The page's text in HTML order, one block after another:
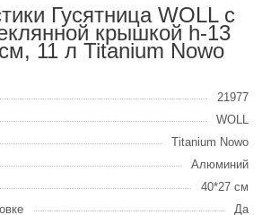
Гусятница WOLL с
крышкой h-13
11 л Titanium Nowo
21977
WOLL
Titanium Nowo
Алюминий
40*27 см
Да